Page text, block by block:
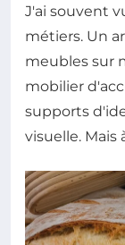
J'ai souvent
métiers. Un
meubles sur
mobilier
supports
visuelle. Mais